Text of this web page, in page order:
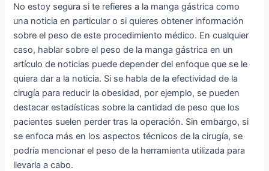
No estoy segura si te refieres a la manga gástrica como
una noticia en particular o si quieres obtener información
sobre el peso de este procedimiento médico. En cualquier
caso, hablar sobre el peso de la manga gástrica en un
artículo de noticias puede depender del enfoque que se le
quiera dar a la noticia. Si se habla de la efectividad de la
cirugía para reducir la obesidad, por ejemplo, se pueden
destacar estadísticas sobre la cantidad de peso que los
pacientes suelen perder tras la operación. Sin embargo, si
se enfoca más en los aspectos técnicos de la cirugía, se
podría mencionar el peso de la herramienta utilizada para
llevarla a cabo.